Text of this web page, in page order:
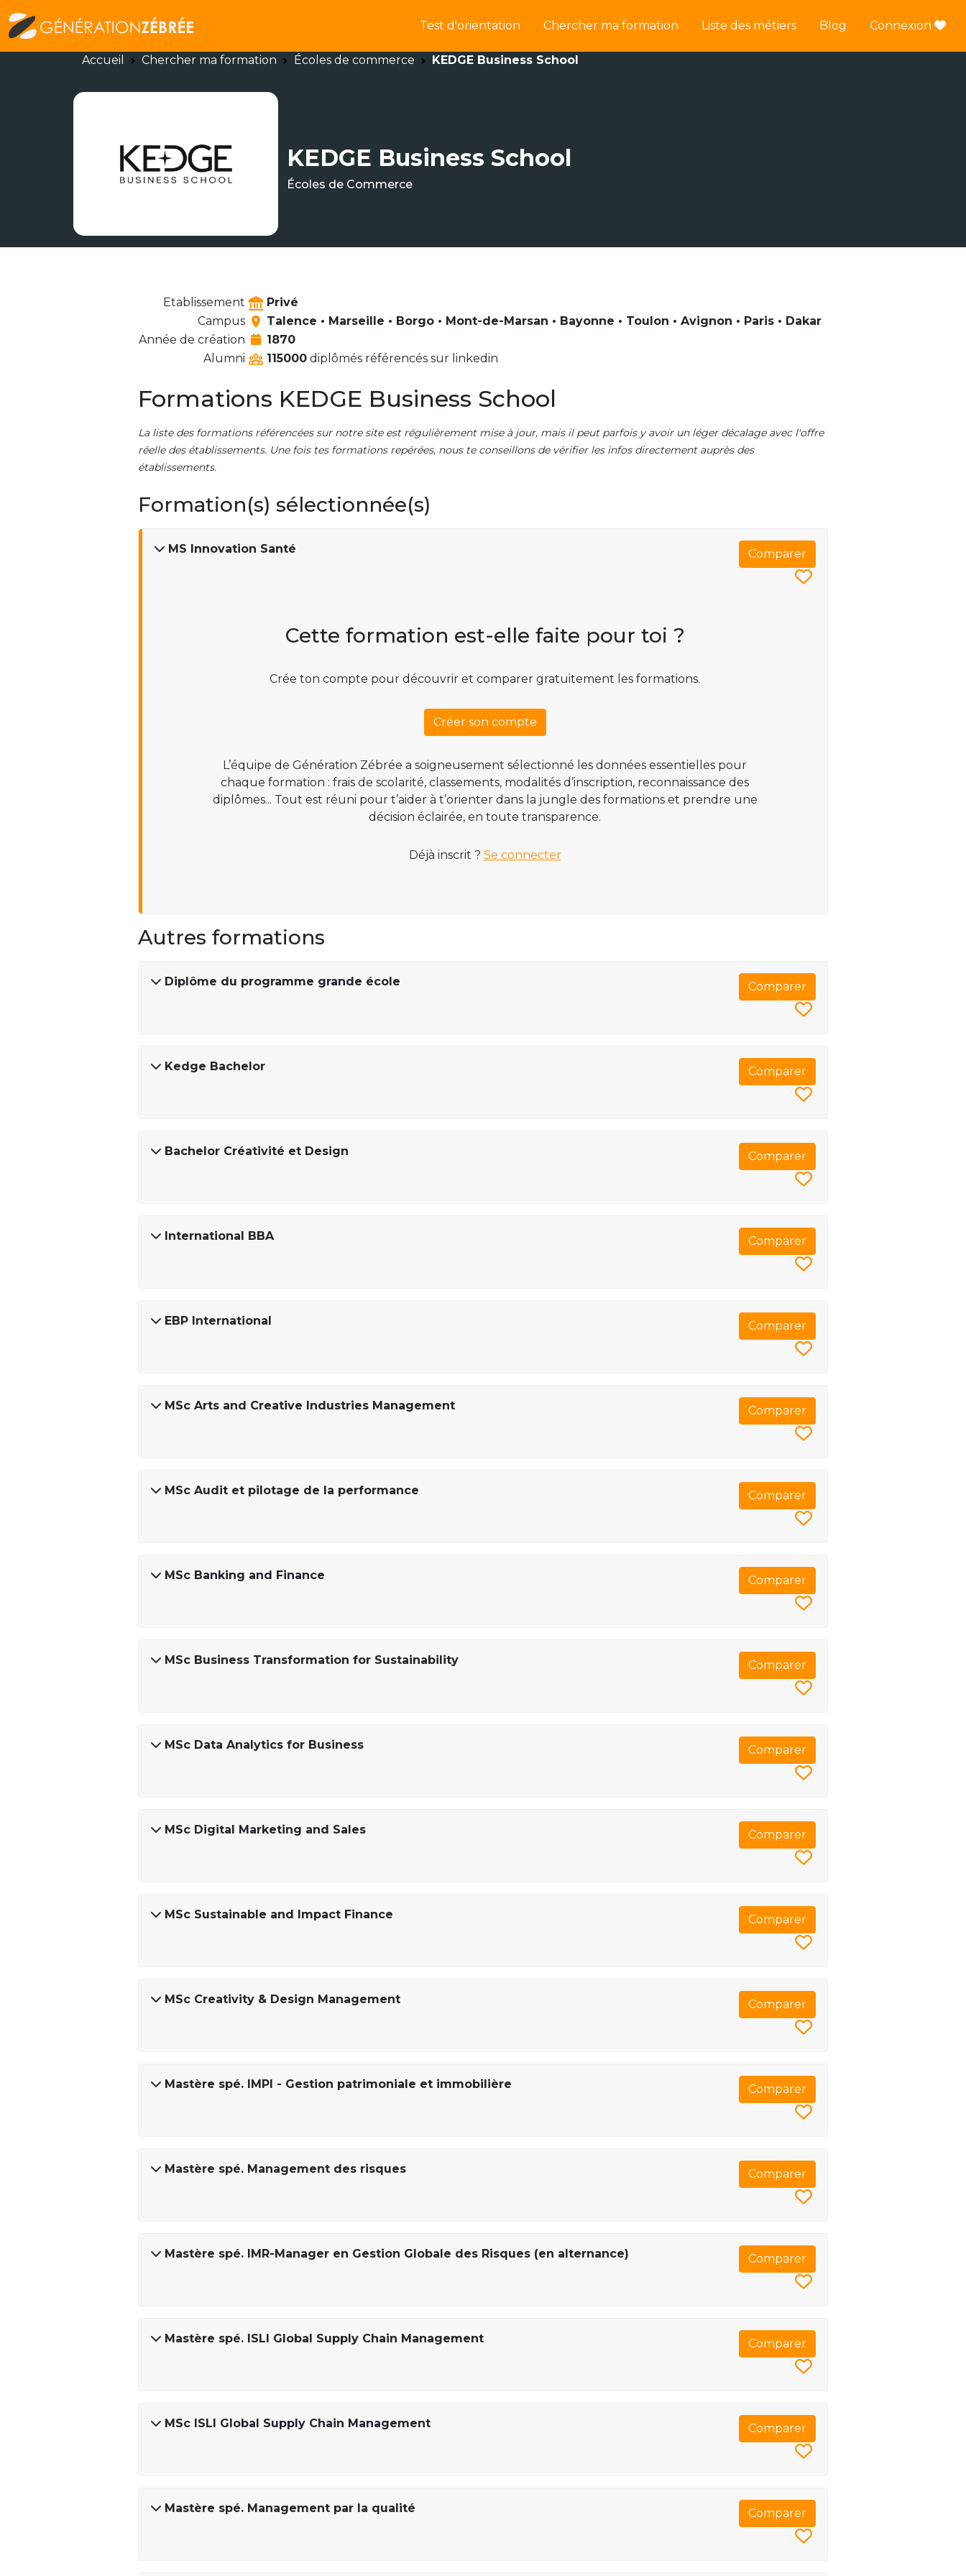
Test d'orientation Chercher ma formation Liste des métiers Blog Connexion
Accueil Chercher ma formation Écoles de commerce KEDGE Business School
KEDGE Business School
Écoles de Commerce
Etablissement
Privé
Campus
Talence • Marseille • Borgo • Mont-de-Marsan • Bayonne • Toulon • Avignon • Paris • Dakar
Année de création
1870
Alumni
115000 diplômés référencés sur linkedin
Formations KEDGE Business School
La liste des formations référencées sur notre site est régulièrement mise à jour, mais il peut parfois y avoir un léger décalage avec l'offre
réelle des établissements. Une fois tes formations repérées, nous te conseillons de vérifier les infos directement auprès des
établissements.
Formation(s) sélectionnée(s)
MS Innovation Santé Comparer
Cette formation est-elle faite pour toi ?
Crée ton compte pour découvrir et comparer gratuitement les formations.
Créer son compte
L’équipe de Génération Zébrée a soigneusement sélectionné les données essentielles pour
chaque formation : frais de scolarité, classements, modalités d’inscription, reconnaissance des
diplômes... Tout est réuni pour t’aider à t’orienter dans la jungle des formations et prendre une
décision éclairée, en toute transparence.
Déjà inscrit ? Se connecter
Autres formations
Diplôme du programme grande école Comparer
Kedge Bachelor Comparer
Bachelor Créativité et Design Comparer
International BBA Comparer
EBP International Comparer
MSc Arts and Creative Industries Management Comparer
MSc Audit et pilotage de la performance Comparer
MSc Banking and Finance Comparer
MSc Business Transformation for Sustainability Comparer
MSc Data Analytics for Business Comparer
MSc Digital Marketing and Sales Comparer
MSc Sustainable and Impact Finance Comparer
MSc Creativity & Design Management Comparer
Mastère spé. IMPI - Gestion patrimoniale et immobilière Comparer
Mastère spé. Management des risques Comparer
Mastère spé. IMR-Manager en Gestion Globale des Risques (en alternance) Comparer
Mastère spé. ISLI Global Supply Chain Management Comparer
MSc ISLI Global Supply Chain Management Comparer
Mastère spé. Management par la qualité Comparer